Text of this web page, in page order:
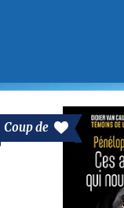
Coup de